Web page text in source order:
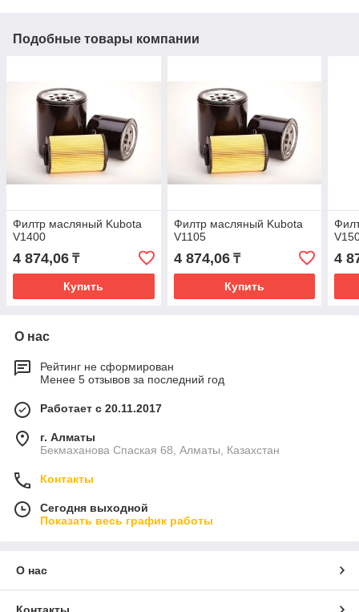
Подобные товары компании
Филтр масляный Kubota
V1400
4 874,06 ₸
Купить
Филтр масляный Kubota
V1105
4 874,06₸
Купить
4
О нас
Рейтинг не сформирован
Менее 5 отзывов за последний год
Работает с 20.11.2017
г. Алматы
Бекмаханова Спаская 68, Алматы, Казахстан
Контакты
Сегодня выходной
Показать весь график работы
О нас